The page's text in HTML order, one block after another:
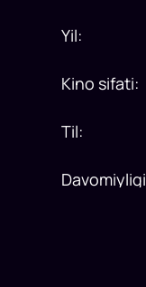
Yil:
Kino sifati:
Til:
Davomiyligi